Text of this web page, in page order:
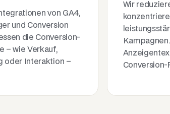
von GA4,
und Conversion
die Conversion-
– wie Verkauf,
oder Interaktion –
Wir
Conversion-